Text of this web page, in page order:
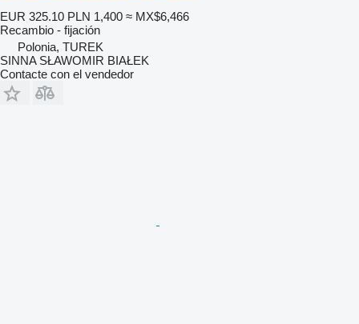
EUR 325.10 PLN 1,400 ≈ MX$6,466
Recambio - fijación
Polonia, TUREK
SINNA SŁAWOMIR BIAŁEK
Contacte con el vendedor